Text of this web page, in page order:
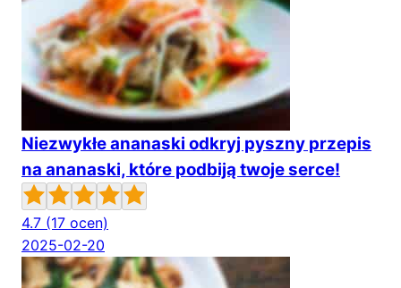
Niezwykłe ananaski odkryj pyszny przepis
na ananaski, które podbiją twoje serce!
4.7 (17 ocen)
2025-02-20